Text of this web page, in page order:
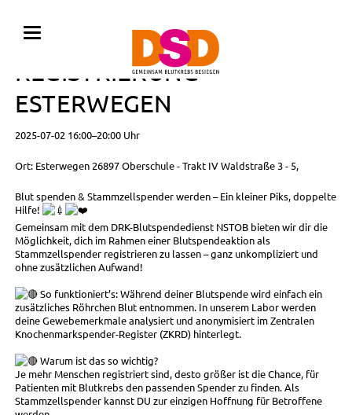
BLUTSPENDE MIT
REGISTRIERUNG •
ESTERWEGEN
2025-07-02 16:00–20:00 Uhr
Ort: Esterwegen 26897 Oberschule - Trakt IV Waldstraße 3 - 5,
Blut spenden & Stammzellspender werden – Ein kleiner Piks, doppelte
Hilfe!
Gemeinsam mit dem DRK-Blutspendedienst NSTOB bieten wir dir die
Möglichkeit, dich im Rahmen einer Blutspendeaktion als
Stammzellspender registrieren zu lassen – ganz unkompliziert und
ohne zusätzlichen Aufwand!
So funktioniert’s: Während deiner Blutspende wird einfach ein
zusätzliches Röhrchen Blut entnommen. In unserem Labor werden
deine Gewebemerkmale analysiert und anonymisiert im Zentralen
Knochenmarkspender-Register (ZKRD) hinterlegt.
Warum ist das so wichtig?
Je mehr Menschen registriert sind, desto größer ist die Chance, für
Patienten mit Blutkrebs den passenden Spender zu finden. Als
Stammzellspender kannst DU zur einzigen Hoffnung für Betroffene